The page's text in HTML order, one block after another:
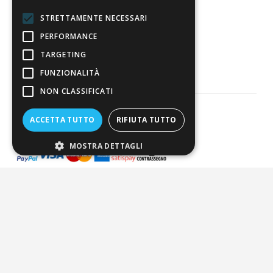
3.818
Recensioni
Pagamenti sicuri
STRETTAMENTE NECESSARI
PERFORMANCE
TARGETING
FUNZIONALITÀ
NON CLASSIFICATI
ACCETTA TUTTO RIFIUTA TUTTO
MOSTRA DETTAGLI